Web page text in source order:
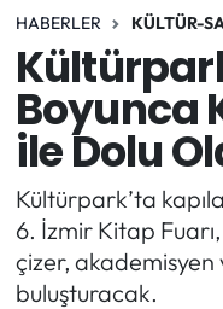
HABERLER KÜLTÜR-
Boyunca
ile Dolu
Kültürpark’ta
6. İzmir Kitap
çizer, akademisyen
buluşturacak.